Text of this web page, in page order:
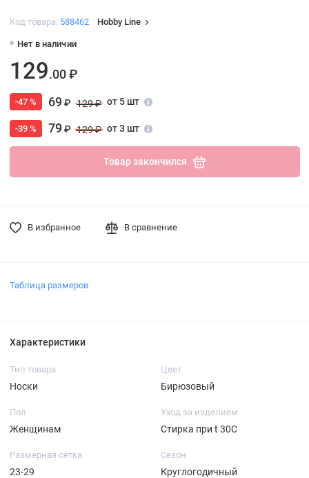
Код товара: 588462 Hobby Line
Нет в наличии
129.00 ₽
-47 % 69₽ 129 ₽ от 5 шт
-39 % 79₽ 129 ₽ от 3 шт
Товар закончился
В избранное В сравнение
Таблица размеров
Характеристики
Тип товара
Носки
Цвет
Бирюзовый
Пол
Женщинам
Уход за изделием
Стирка при t 30С
Размерная сетка
23-29
Сезон
Круглогодичный